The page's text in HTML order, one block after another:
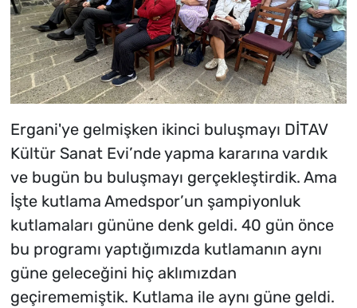
Ergani'ye gelmişken ikinci buluşmayı DİTAV
Kültür Sanat Evi’nde yapma kararına vardık
ve bugün bu buluşmayı gerçekleştirdik. Ama
İşte kutlama Amedspor’un şampiyonluk
kutlamaları gününe denk geldi. 40 gün önce
bu programı yaptığımızda kutlamanın aynı
güne geleceğini hiç aklımızdan
geçirememiştik. Kutlama ile aynı güne geldi.